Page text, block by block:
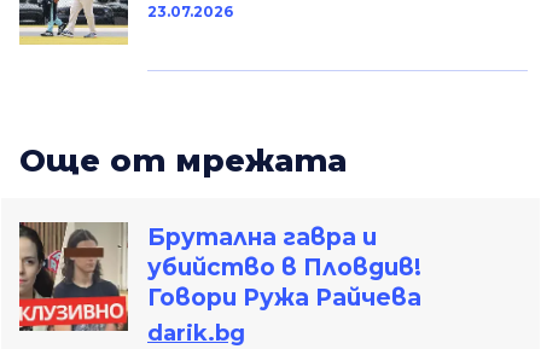
23.07.2026
Oще от мрежата
Брутална гавра и
убийство в Пловдив!
Говори Ружа Райчева
darik.bg